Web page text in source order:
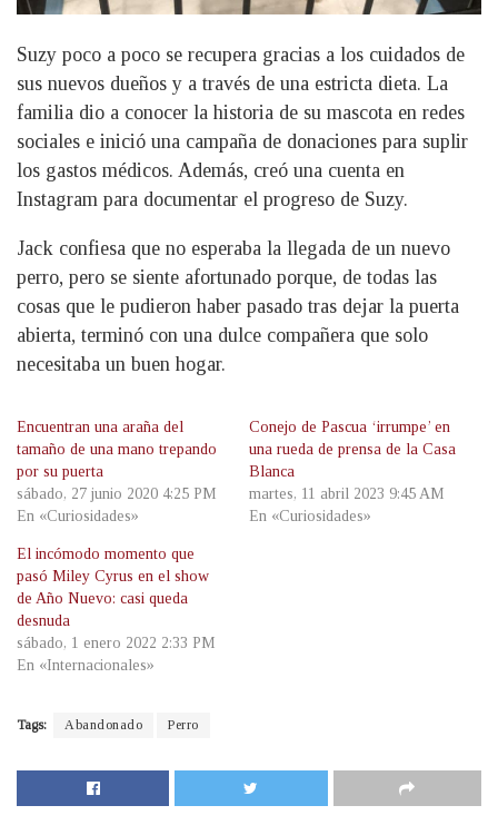
Suzy poco a poco se recupera gracias a los cuidados de
sus nuevos dueños y a través de una estricta dieta. La
familia dio a conocer la historia de su mascota en redes
sociales e inició una campaña de donaciones para suplir
los gastos médicos. Además, creó una cuenta en
Instagram para documentar el progreso de Suzy.
Jack confiesa que no esperaba la llegada de un nuevo
perro, pero se siente afortunado porque, de todas las
cosas que le pudieron haber pasado tras dejar la puerta
abierta, terminó con una dulce compañera que solo
necesitaba un buen hogar.
Encuentran una araña del
tamaño de una mano trepando
por su puerta
sábado, 27 junio 2020 4:25 PM
En «Curiosidades»
Conejo de Pascua ‘irrumpe’ en
una rueda de prensa de la Casa
Blanca
martes, 11 abril 2023 9:45 AM
En «Curiosidades»
El incómodo momento que
pasó Miley Cyrus en el show
de Año Nuevo: casi queda
desnuda
sábado, 1 enero 2022 2:33 PM
En «Internacionales»
Tags: Abandonado Perro